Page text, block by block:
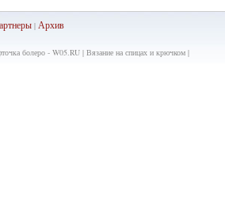
| Архив
болеро - W05.RU | Вязание на спицах и крючком |